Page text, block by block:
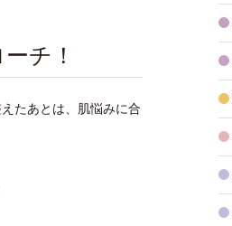
チ！
たあとは、肌悩みに合